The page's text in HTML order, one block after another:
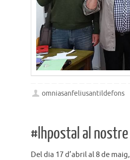
omniasanfeliusantildefons
#lhpostal al
Del dia 17 d’abril al 8 de